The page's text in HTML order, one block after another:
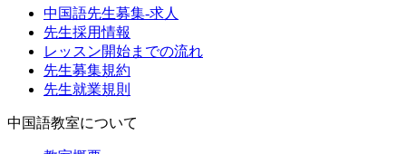
中国語先生募集-求人
先生採用情報
レッスン開始までの流れ
先生募集規約
先生就業規則
中国語教室について